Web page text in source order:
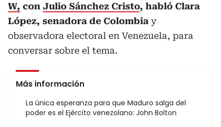
W, con Julio Sánchez Cristo, habló Clara
López, senadora de Colombia y
observadora electoral en Venezuela, para
conversar sobre el tema.
Más información
La única esperanza para que Maduro salga del
poder es el Ejército venezolano: John Bolton